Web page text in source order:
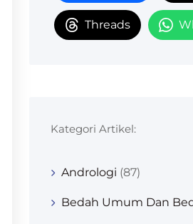
Threads
Kategori Artikel:
Andrologi (87)
Bedah Umum Dan